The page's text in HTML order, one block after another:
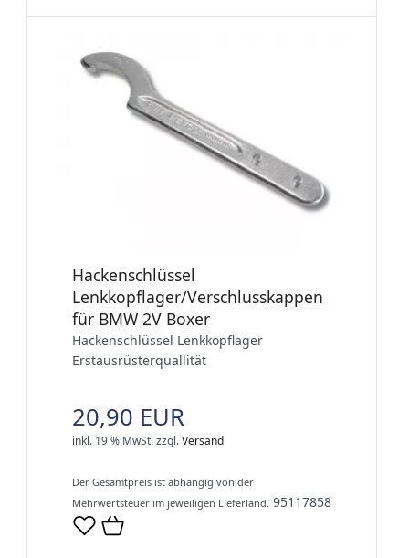
Hackenschlüssel
Lenkkopflager/Verschlusskappen
für BMW 2V Boxer
Hackenschlüssel Lenkkopflager
Erstausrüsterquallität
20,90 EUR
inkl. 19 % MwSt.zzgl.Versand
Der Gesamtpreis ist abhängig von der
Mehrwertsteuer im jeweiligen Lieferland. 95117858